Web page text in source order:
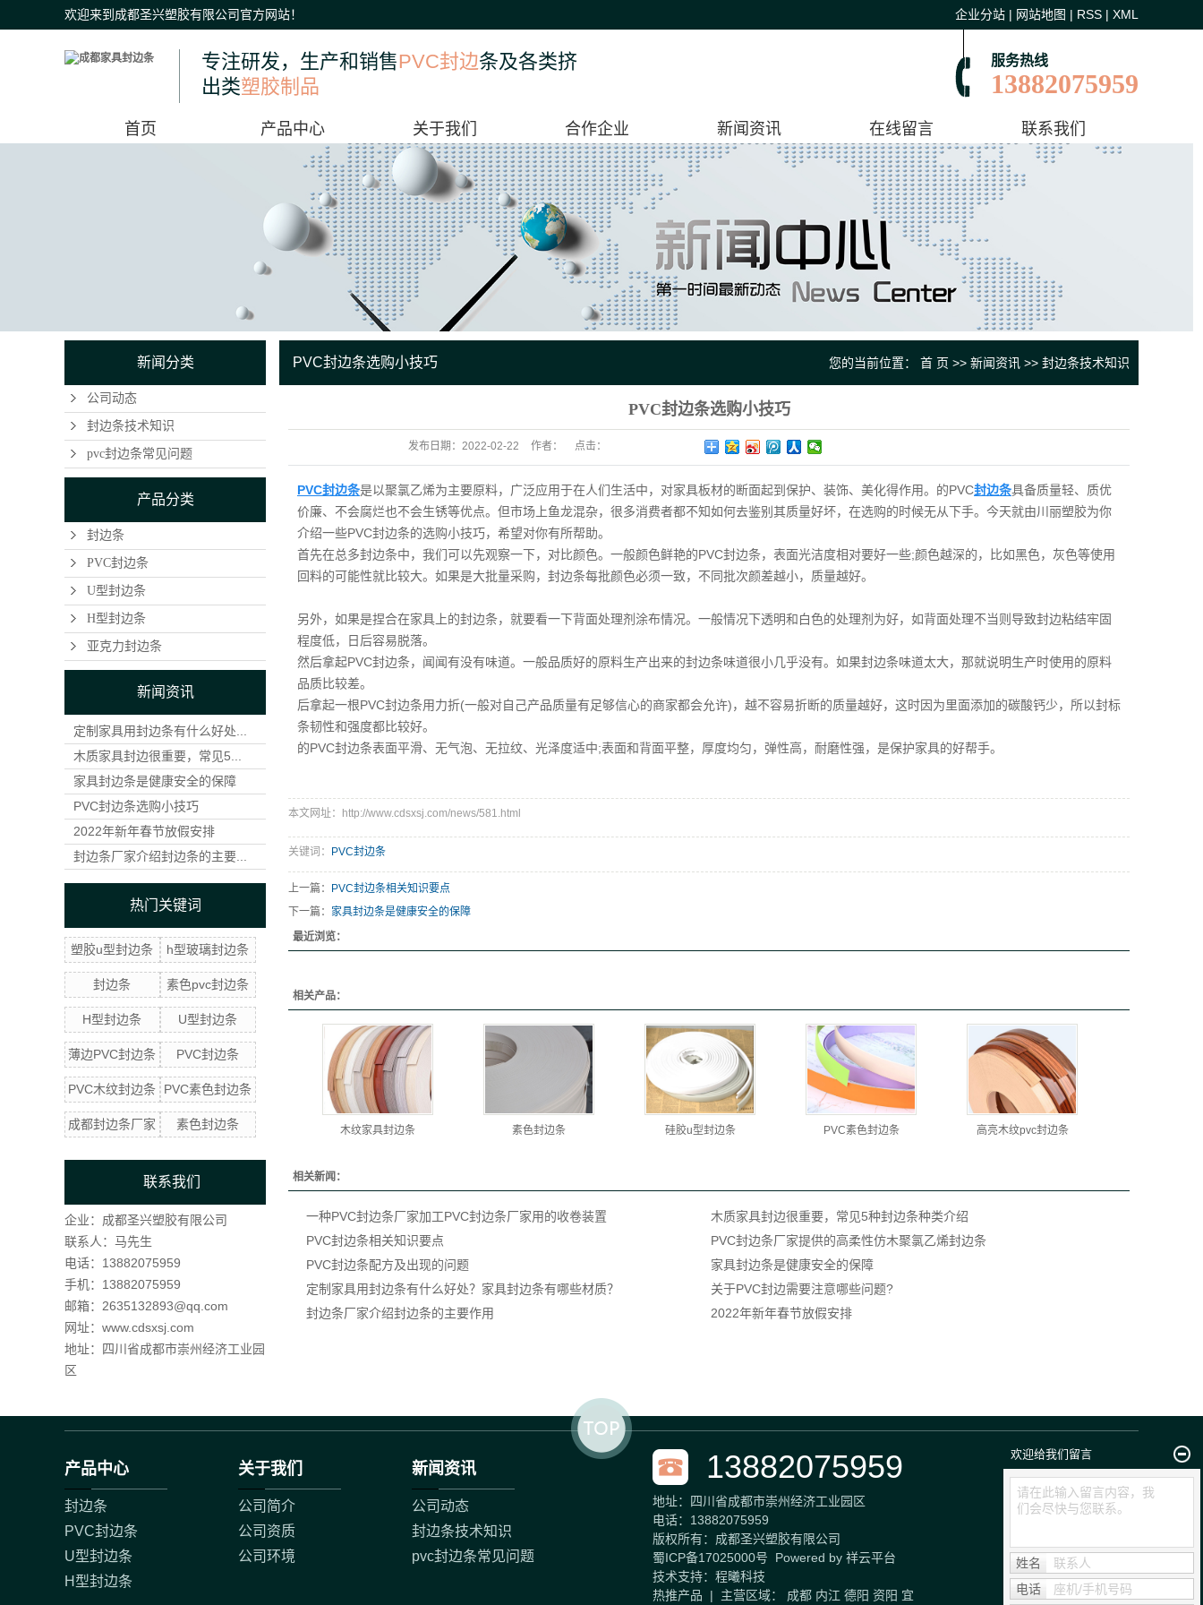
欢迎来到成都圣兴塑胶有限公司官方网站！ 企业分站 | 网站地图 | RSS | XML
专注研发，生产和销售PVC封边条及各类挤
出类塑胶制品
服务热线
13882075959
首页 产品中心 关于我们 合作企业 新闻资讯 在线留言 联系我们
新闻分类
公司动态
封边条技术知识
pvc封边条常见问题
产品分类
封边条
PVC封边条
U型封边条
H型封边条
亚克力封边条
新闻资讯
定制家具用封边条有什么好处...
木质家具封边很重要，常见5...
家具封边条是健康安全的保障
PVC封边条选购小技巧
2022年新年春节放假安排
封边条厂家介绍封边条的主要...
热门关键词
塑胶u型封边条 h型玻璃封边条
封边条 素色pvc封边条
H型封边条 U型封边条
薄边PVC封边条 PVC封边条
PVC木纹封边条 PVC素色封边条
成都封边条厂家 素色封边条
联系我们
企业：成都圣兴塑胶有限公司
联系人：马先生
电话：13882075959
手机：13882075959
邮箱：2635132893@qq.com
网址：www.cdsxsj.com
地址：四川省成都市崇州经济工业园
区
PVC封边条选购小技巧 您的当前位置： 首 页 >> 新闻资讯 >> 封边条技术知识
PVC封边条选购小技巧
发布日期： 2022-02-22 作者： 点击：
PVC封边条是以聚氯乙烯为主要原料，广泛应用于在人们生活中，对家具板材的断面起到保护、装饰、美化得作用。的PVC封边条具备质量轻、质优
价廉、不会腐烂也不会生锈等优点。但市场上鱼龙混杂，很多消费者都不知如何去鉴别其质量好坏，在选购的时候无从下手。今天就由川丽塑胶为你
介绍一些PVC封边条的选购小技巧，希望对你有所帮助。
首先在总多封边条中，我们可以先观察一下，对比颜色。一般颜色鲜艳的PVC封边条，表面光洁度相对要好一些;颜色越深的，比如黑色，灰色等使用
回料的可能性就比较大。如果是大批量采购，封边条每批颜色必须一致，不同批次颜差越小，质量越好。
另外，如果是捏合在家具上的封边条，就要看一下背面处理剂涂布情况。一般情况下透明和白色的处理剂为好，如背面处理不当则导致封边粘结牢固
程度低，日后容易脱落。
然后拿起PVC封边条，闻闻有没有味道。一般品质好的原料生产出来的封边条味道很小几乎没有。如果封边条味道太大，那就说明生产时使用的原料
品质比较差。
后拿起一根PVC封边条用力折(一般对自己产品质量有足够信心的商家都会允许)，越不容易折断的质量越好，这时因为里面添加的碳酸钙少，所以封标
条韧性和强度都比较好。
的PVC封边条表面平滑、无气泡、无拉纹、光泽度适中;表面和背面平整，厚度均匀，弹性高，耐磨性强，是保护家具的好帮手。
本文网址：http://www.cdsxsj.com/news/581.html
关键词： PVC封边条
上一篇：
PVC封边条相关知识要点
下一篇： 家具封边条是健康安全的保障
最近浏览：
相关产品：
木纹家具封边条 素色封边条 硅胶u型封边条 PVC素色封边条 高亮木纹pvc封边条
相关新闻：
一种PVC封边条厂家加工PVC封边条厂家用的收卷装置
木质家具封边很重要，常见5种封边条种类介绍
PVC封边条相关知识要点
PVC封边条厂家提供的高柔性仿木聚氯乙烯封边条
PVC封边条配方及出现的问题
家具封边条是健康安全的保障
定制家具用封边条有什么好处？家具封边条有哪些材质？
关于PVC封边需要注意哪些问题?
封边条厂家介绍封边条的主要作用
2022年新年春节放假安排
产品中心
封边条
PVC封边条
U型封边条
H型封边条
关于我们
公司简介
公司资质
公司环境
新闻资讯
公司动态
封边条技术知识
pvc封边条常见问题
13882075959
地址：四川省成都市崇州经济工业园区
电话：13882075959
版权所有：成都圣兴塑胶有限公司
蜀ICP备17025000号 Powered by 祥云平台
技术支持： 程曦科技
热推产品 | 主营区域： 成都 内江 德阳 资阳 宜
欢迎给我们留言
请在此输入留言内容，我
们会尽快与您联系。
姓名
联系人
电话
座机/手机号码